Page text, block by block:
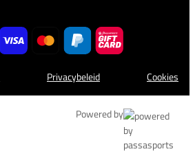
Privacybeleid Cookies
Powered by